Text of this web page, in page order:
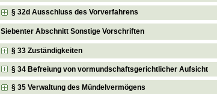
§ 32d Ausschluss des Vorverfahrens
Siebenter Abschnitt Sonstige Vorschriften
§ 33 Zuständigkeiten
§ 34 Befreiung von vormundschaftsgerichtlicher Aufsicht
§ 35 Verwaltung des Mündelvermögens